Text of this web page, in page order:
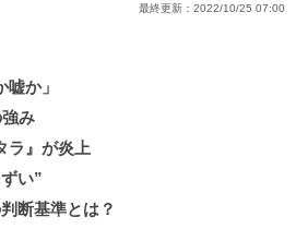
最終更新： 2022/10/25 07:00
か」
み
ラ』が炎上
い”
断基準とは？